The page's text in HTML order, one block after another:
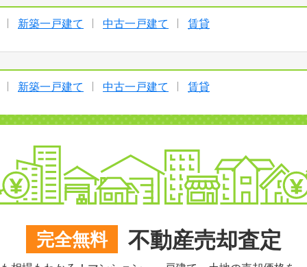
新築一戸建て 中古一戸建て 賃貸
新築一戸建て 中古一戸建て 賃貸
完全無料 不動産売却査定